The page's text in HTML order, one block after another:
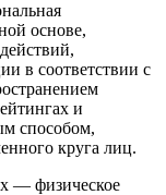
основе,
в соответствии с
и
способом,
круга лиц.
— физическое